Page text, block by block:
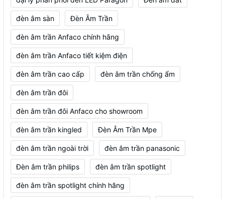
đèn âm sàn Đèn Âm Trần
đèn âm trần Anfaco chính hãng
đèn âm trần Anfaco tiết kiệm điện
đèn âm trần cao cấp đèn âm trần chống ẩm
đèn âm trần đôi
đèn âm trần đôi Anfaco cho showroom
đèn âm trần kingled Đèn Âm Trần Mpe
đèn âm trần ngoài trời đèn âm trần panasonic
Đèn âm trần philips đèn âm trần spotlight
đèn âm trần spotlight chính hãng